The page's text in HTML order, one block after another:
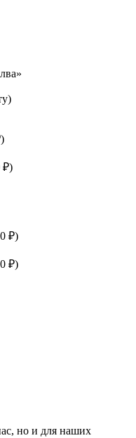
)
₽)
₽)
₽)
но и для наших